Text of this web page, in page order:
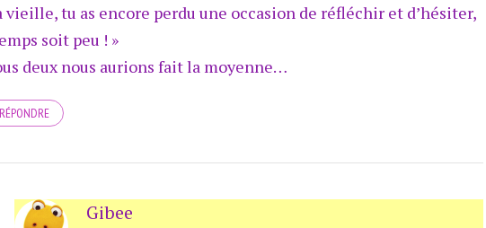
vieille, tu as encore perdu une occasion de réfléchir et d’hésiter,
soit peu ! »
deux nous aurions fait la moyenne…
RÉPONDRE
Gibee